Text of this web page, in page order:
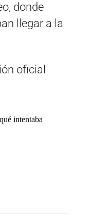
donde
llegar a la
oficial
intentaba